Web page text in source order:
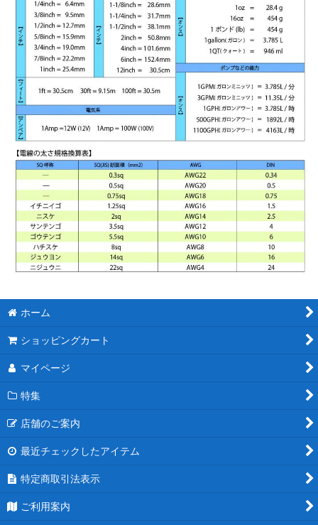
ホーム
ショッピングカート
マイページ
特集
店舗のご案内
最近チェックしたアイテム
特定商取引法表示
ご利用案内